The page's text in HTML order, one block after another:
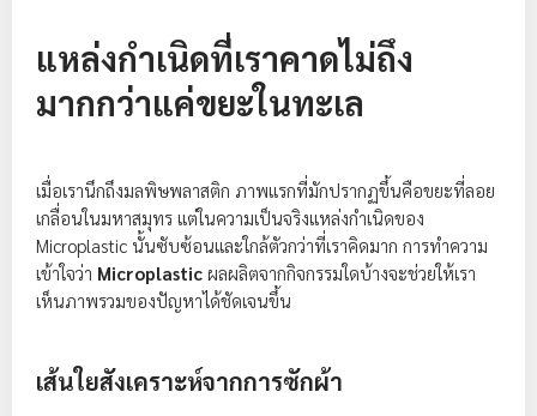
แหล่งกำเนิดที่เราคาดไม่ถึง
มากกว่าแค่ขยะในทะเล
เมื่อเรานึกถึงมลพิษพลาสติก ภาพแรกที่มักปรากฏขึ้นคือขยะที่ลอย
เกลื่อนในมหาสมุทร แต่ในความเป็นจริงแหล่งกำเนิดของ
Microplastic นั้นซับซ้อนและใกล้ตัวกว่าที่เราคิดมาก การทำความ
เข้าใจว่า Microplastic ผลผลิตจากกิจกรรมใดบ้างจะช่วยให้เรา
เห็นภาพรวมของปัญหาได้ชัดเจนขึ้น
เส้นใยสังเคราะห์จากการซักผ้า